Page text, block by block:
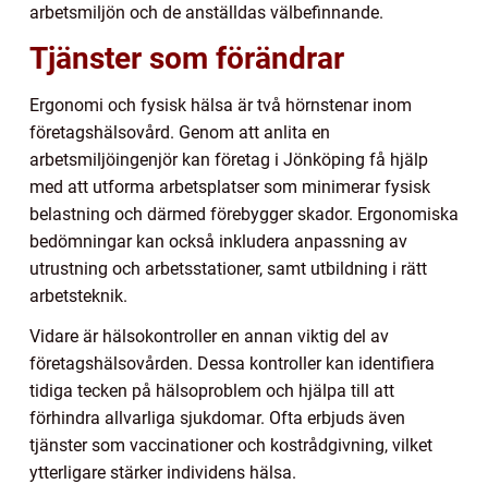
arbetsmiljön och de anställdas välbefinnande.
Tjänster som förändrar
Ergonomi och fysisk hälsa är två hörnstenar inom
företagshälsovård. Genom att anlita en
arbetsmiljöingenjör kan företag i Jönköping få hjälp
med att utforma arbetsplatser som minimerar fysisk
belastning och därmed förebygger skador. Ergonomiska
bedömningar kan också inkludera anpassning av
utrustning och arbetsstationer, samt utbildning i rätt
arbetsteknik.
Vidare är hälsokontroller en annan viktig del av
företagshälsovården. Dessa kontroller kan identifiera
tidiga tecken på hälsoproblem och hjälpa till att
förhindra allvarliga sjukdomar. Ofta erbjuds även
tjänster som vaccinationer och kostrådgivning, vilket
ytterligare stärker individens hälsa.